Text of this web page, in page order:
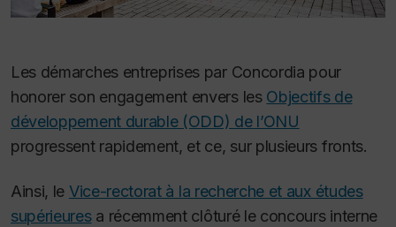
Les démarches entreprises par Concordia pour
honorer son engagement envers les Objectifs de
développement durable (ODD) de l’ONU
progressent rapidement, et ce, sur plusieurs fronts.
Ainsi, le Vice-rectorat à la recherche et aux études
supérieuresa récemment clôturé le concours interne